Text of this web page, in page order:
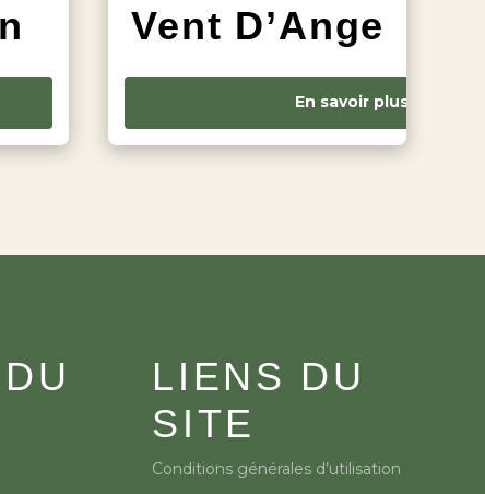
Vent D’Ange
En savoir plus
LIENS DU
SITE
Conditions générales d’utilisation